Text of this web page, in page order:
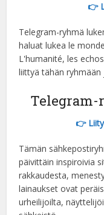
👉
Telegram-ryhmä
haluat lukea le
L'humanité, les
liittyä tähän ryhmään
👉
Tämän
päivittäin inspiroivia
rakkaudesta,
lainaukset ovat
urheilijoilta,